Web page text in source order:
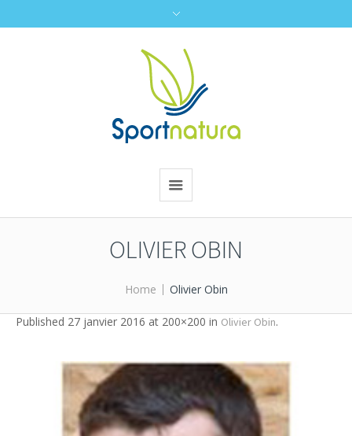
OLIVIER OBIN
Home Olivier Obin
Published 27 janvier 2016 at 200×200 in Olivier Obin.